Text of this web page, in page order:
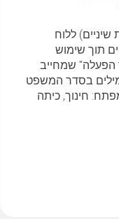
ללוח
תוך שימוש
הפעלה" שמחייב
בסדר המשפט
חינוך, כיתה